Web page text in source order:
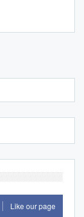
Like our page